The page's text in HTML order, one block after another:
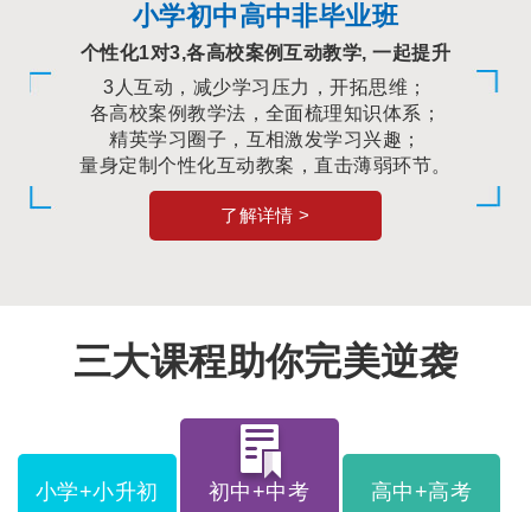
小学初中高中非毕业班
个性化1对3,各高校案例互动教学, 一起提升
3人互动，减少学习压力，开拓思维；
各高校案例教学法，全面梳理知识体系；
精英学习圈子，互相激发学习兴趣；
量身定制个性化互动教案，直击薄弱环节。
了解详情 >
三大课程助你完美逆袭
小学+小升初 初中+中考 高中+高考